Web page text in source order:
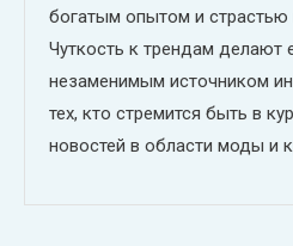
богатым опытом и страстью
Чуткость к трендам делают
незаменимым источником
тех, кто стремится быть в
новостей в области моды и